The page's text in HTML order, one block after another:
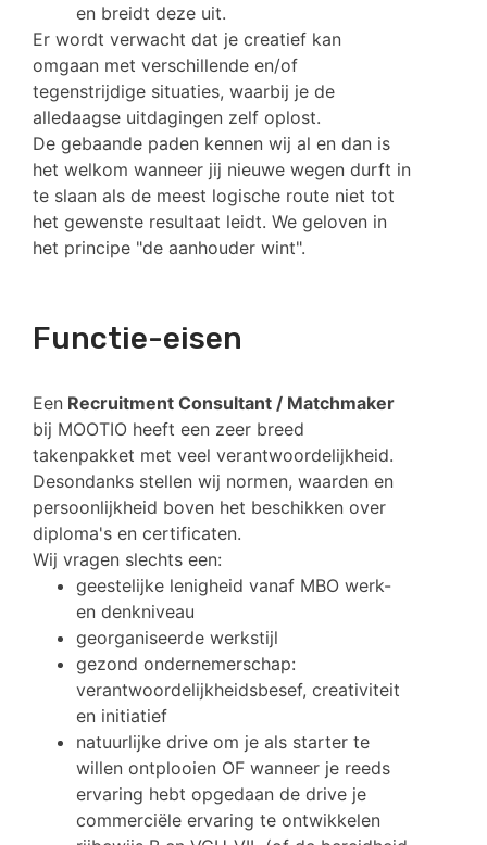
en breidt deze uit.
Er wordt verwacht dat je creatief kan
omgaan met verschillende en/of
tegenstrijdige situaties, waarbij je de
alledaagse uitdagingen zelf oplost.
De gebaande paden kennen wij al en dan is
het welkom wanneer jij nieuwe wegen durft in
te slaan als de meest logische route niet tot
het gewenste resultaat leidt. We geloven in
het principe "de aanhouder wint".
Functie-eisen
Een Recruitment Consultant / Matchmaker
bij MOOTIO heeft een zeer breed
takenpakket met veel verantwoordelijkheid.
Desondanks stellen wij normen, waarden en
persoonlijkheid boven het beschikken over
diploma's en certificaten.
Wij vragen slechts een:
geestelijke lenigheid vanaf MBO werk-
en denkniveau
georganiseerde werkstijl
gezond ondernemerschap:
verantwoordelijkheidsbesef, creativiteit
en initiatief
natuurlijke drive om je als starter te
willen ontplooien OF wanneer je reeds
ervaring hebt opgedaan de drive je
commerciële ervaring te ontwikkelen